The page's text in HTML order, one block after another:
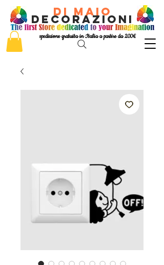
di Maio
decorazioni
spedizione gratuita in Italia a partire da 200€